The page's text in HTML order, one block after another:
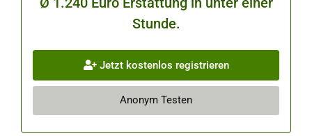
Stunde.
Jetzt kostenlos registrieren
Anonym Testen